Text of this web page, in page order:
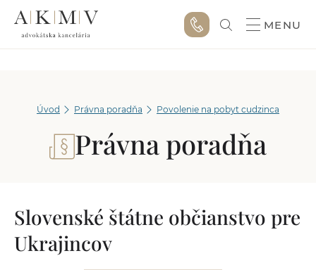
MENU
Úvod Právna poradňa Povolenie na pobyt cudzinca
Právna poradňa
Slovenské štátne občianstvo pre
Ukrajincov